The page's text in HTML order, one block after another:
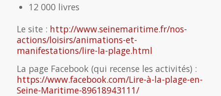
12 000 livres
Le site : http://www.seinemaritime.fr/nos-
actions/loisirs/animations-et-
manifestations/lire-la-plage.html
La page Facebook (qui recense les activités) :
https://www.facebook.com/Lire-à-la-plage-en-
Seine-Maritime-89618943111/